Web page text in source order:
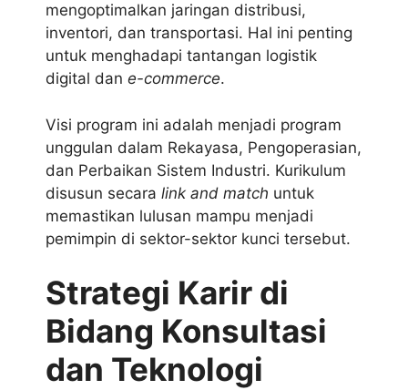
mengoptimalkan jaringan distribusi,
inventori, dan transportasi. Hal ini penting
untuk menghadapi tantangan logistik
digital dan e-commerce.
Visi program ini adalah menjadi program
unggulan dalam Rekayasa, Pengoperasian,
dan Perbaikan Sistem Industri. Kurikulum
disusun secara link and match untuk
memastikan lulusan mampu menjadi
pemimpin di sektor-sektor kunci tersebut.
Strategi Karir di
Bidang Konsultasi
dan Teknologi